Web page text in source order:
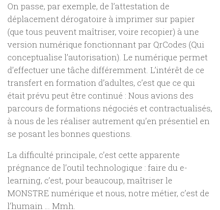
On passe, par exemple, de l’attestation de
déplacement dérogatoire à imprimer sur papier
(que tous peuvent maîtriser, voire recopier) à une
version numérique fonctionnant par QrCodes (Qui
conceptualise l’autorisation). Le numérique permet
d’effectuer une tâche différemment. L’intérêt de ce
transfert en formation d’adultes, c’est que ce qui
était prévu peut être continué : Nous avions des
parcours de formations négociés et contractualisés,
à nous de les réaliser autrement qu’en présentiel en
se posant les bonnes questions.
La difficulté principale, c’est cette apparente
prégnance de l’outil technologique : faire du e-
learning, c’est, pour beaucoup, maîtriser le
MONSTRE numérique et nous, notre métier, c’est de
l’humain … Mmh.